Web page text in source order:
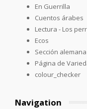
En Guerrilla
Cuentos árabes
Lectura - Los
Ecos
Sección alemana
Página de
colour_checker
Navigation